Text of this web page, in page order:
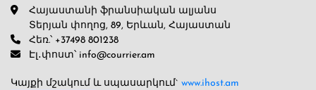
Հայաստանի ֆրանսիական ալյանս
Տերյան փողոց, 89, Երևան, Հայաստան
Հեռ.՝ +37498 801238
Էլ․փոստ՝ info@courrier.am
Կայքի մշակում և սպասարկում` www.ihost.am